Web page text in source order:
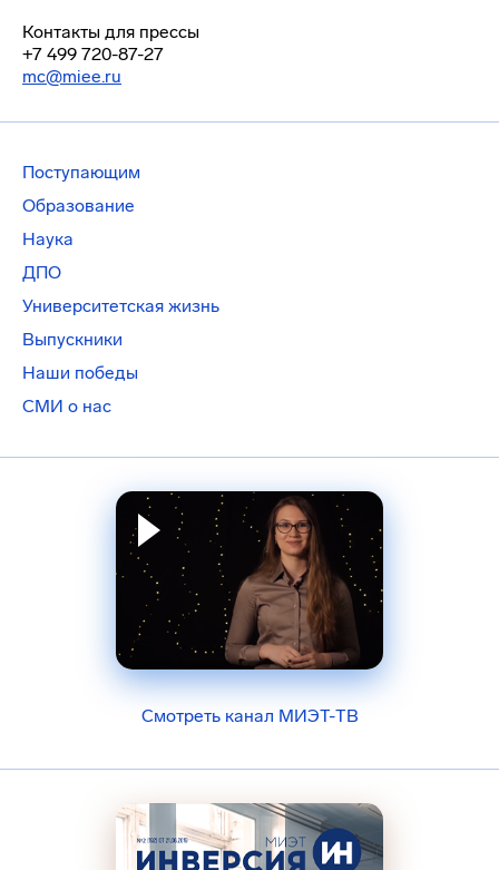
Контакты для прессы
+7 499 720-87-27
mc@miee.ru
Поступающим
Образование
Наука
ДПО
Университетская жизнь
Выпускники
Наши победы
СМИ о нас
Смотреть канал МИЭТ-ТВ